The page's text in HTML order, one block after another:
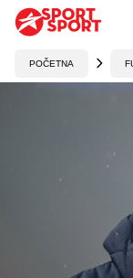
POČETNA